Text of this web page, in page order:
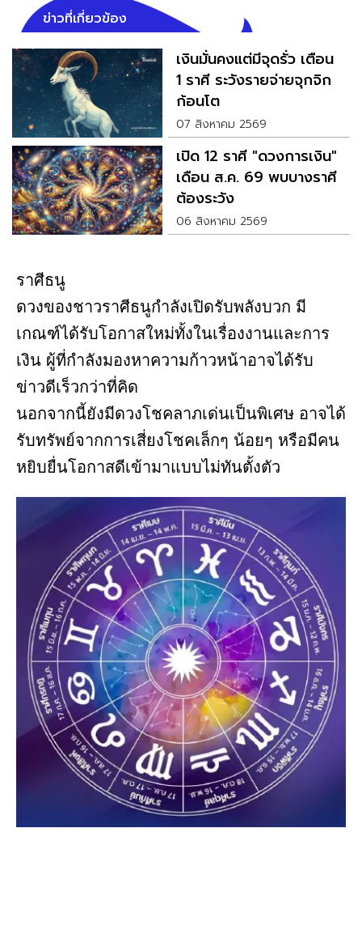
ข่าวที่เกี่ยวข้อง
เงินมั่นคงแต่มีจุดรั่ว เตือน
1 ราศี ระวังรายจ่ายจุกจิก
ก้อนโต
07 สิงหาคม 2569
เปิด 12 ราศี "ดวงการเงิน"
เดือน ส.ค. 69 พบบางราศี
ต้องระวัง
06 สิงหาคม 2569
ราศีธนู
ดวงของชาวราศีธนูกำลังเปิดรับพลังบวก มี
เกณฑ์ได้รับโอกาสใหม่ทั้งในเรื่องงานและการ
เงิน ผู้ที่กำลังมองหาความก้าวหน้าอาจได้รับ
ข่าวดีเร็วกว่าที่คิด
นอกจากนี้ยังมีดวงโชคลาภเด่นเป็นพิเศษ อาจได้
รับทรัพย์จากการเสี่ยงโชคเล็กๆ น้อยๆ หรือมีคน
หยิบยื่นโอกาสดีเข้ามาแบบไม่ทันตั้งตัว